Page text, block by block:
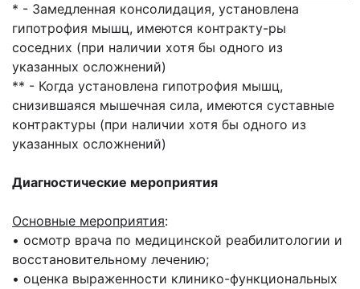
* - Замедленная консолидация, установлена
гипотрофия мышц, имеются контракту-ры
соседних (при наличии хотя бы одного из
указанных осложнений)
** - Когда установлена гипотрофия мышц,
снизившаяся мышечная сила, имеются суставные
контрактуры (при наличии хотя бы одного из
указанных осложнений)
Диагностические мероприятия
Основные мероприятия:
• осмотр врача по медицинской реабилитологии и
восстановительному лечению;
• оценка выраженности клинико-функциональных